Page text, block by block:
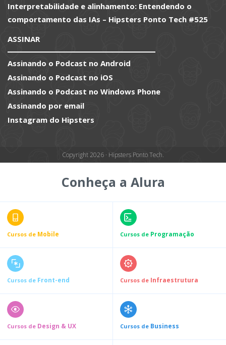
Interpretabilidade e alinhamento: Entendendo o
comportamento das IAs – Hipsters Ponto Tech #525
ASSINAR
Assinando o Podcast no Android
Assinando o Podcast no iOS
Assinando o Podcast no Windows Phone
Assinando por email
Instagram do Hipsters
Copyright 2026 · Hipsters Ponto Tech.
Conheça a Alura
Cursos de Mobile Cursos de Programação
Cursos de Front-end Cursos de Infraestrutura
Cursos de Design & UX Cursos de Business